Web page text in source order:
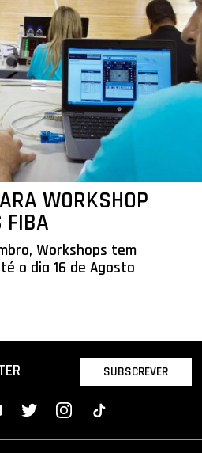
WORKSHOP
FIBA
Workshops tem
o dia 16 de Agosto
SUBSCREVER